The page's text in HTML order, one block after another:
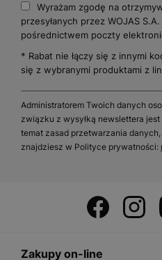
Wyrażam zgodę na
przesyłanych przez WOJAS
pośrednictwem poczty
* Rabat nie łączy się z innymi
się z wybranymi produktami z
Administratorem Twoich danych
związku z wysyłką newslettera jest
temat zasad przetwarzania
znajdziesz w Polityce prywatności:
Zakupy on-line